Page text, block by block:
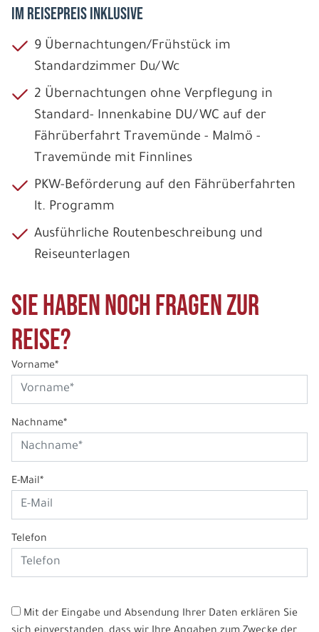
IM REISEPREIS INKLUSIVE
9 Übernachtungen/Frühstück im
Standardzimmer Du/Wc
2 Übernachtungen ohne Verpflegung in
Standard- Innenkabine DU/WC auf der
Fährüberfahrt Travemünde - Malmö -
Travemünde mit Finnlines
PKW-Beförderung auf den Fährüberfahrten
lt. Programm
Ausführliche Routenbeschreibung und
Reiseunterlagen
Sie haben noch Fragen zur
Reise?
Vorname*
Nachname*
E-Mail*
Telefon
Mit der Eingabe und Absendung Ihrer Daten erklären Sie